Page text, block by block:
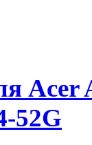
Acer
52G